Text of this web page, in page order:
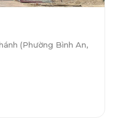
(Phường Bình An,